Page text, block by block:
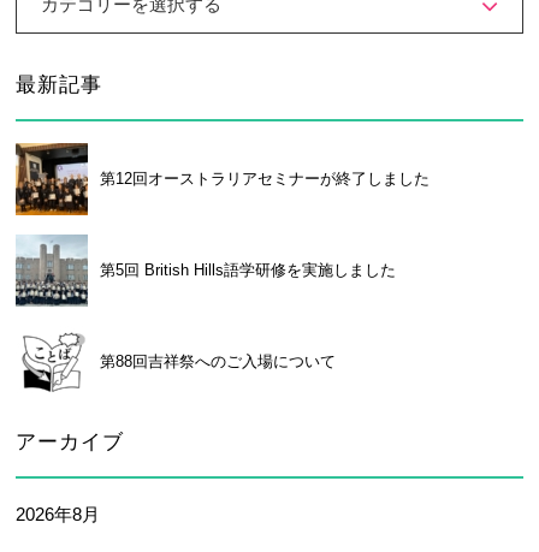
1年留学の留学先 本校の姉妹校・友好校
入試関連情報
学校説明会等イベント情報
募集要項
入試問題 入試Q&A
保護者の方へ
卒業生及び卒業生保護者の方へ
KICHIJO NEWS
アクセス
カテゴリーを選択する
最新記事
第12回オーストラリアセミナーが終了しました
第5回 British Hills語学研修を実施しました
第88回吉祥祭へのご入場について
アーカイブ
2026年8月